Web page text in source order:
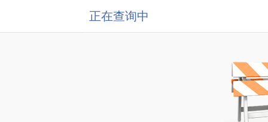
正在查询中